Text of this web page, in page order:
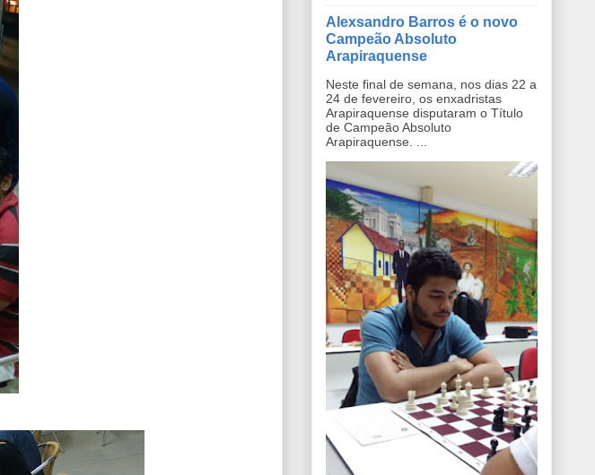
Alexsandro Barros é o novo
Campeão Absoluto
Arapiraquense
Neste final de semana, nos dias 22 a
24 de fevereiro, os enxadristas
Arapiraquense disputaram o Título
de Campeão Absoluto
Arapiraquense. ...